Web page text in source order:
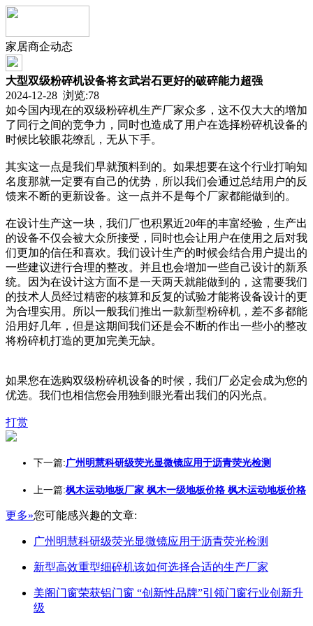
家居商企动态
大型双级粉碎机设备将玄武岩石更好的破碎能力超强
2024-12-28 浏览:78
如今国内现在的双级粉碎机生产厂家众多，这不仅大大的增加
了同行之间的竞争力，同时也造成了用户在选择粉碎机设备的
时候比较眼花缭乱，无从下手。
其实这一点是我们早就预料到的。如果想要在这个行业打响知
名度那就一定要有自己的优势，所以我们会通过总结用户的反
馈来不断的更新设备。这一点并不是每个厂家都能做到的。
在设计生产这一块，我们厂也积累近20年的丰富经验，生产出
的设备不仅会被大众所接受，同时也会让用户在使用之后对我
们更加的信任和喜欢。我们设计生产的时候会结合用户提出的
一些建议进行合理的整改。并且也会增加一些自己设计的新系
统。因为在设计这方面不是一天两天就能做到的，这需要我们
的技术人员经过精密的核算和反复的试验才能将设备设计的更
为合理实用。所以一般我们推出一款新型粉碎机，差不多都能
沿用好几年，但是这期间我们还是会不断的作出一些小的整改
将粉碎机打造的更加完美无缺。
如果您在选购双级粉碎机设备的时候，我们厂必定会成为您的
优选。我们也相信您会用独到眼光看出我们的闪光点。
打赏
下一篇:广州明慧科研级荧光显微镜应用于沥青荧光检测
上一篇:枫木运动地板厂家 枫木一级地板价格 枫木运动地板价格
更多»您可能感兴趣的文章:
广州明慧科研级荧光显微镜应用于沥青荧光检测
新型高效重型细碎机该如何选择合适的生产厂家
美阁门窗荣获铝门窗 “创新性品牌”引领门窗行业创新升
级